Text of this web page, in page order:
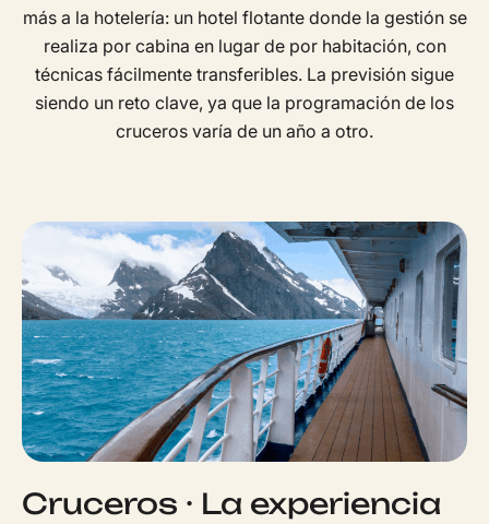
más a la hotelería: un hotel flotante donde la gestión se
realiza por cabina en lugar de por habitación, con
técnicas fácilmente transferibles. La previsión sigue
siendo un reto clave, ya que la programación de los
cruceros varía de un año a otro.
Cruceros · La experiencia